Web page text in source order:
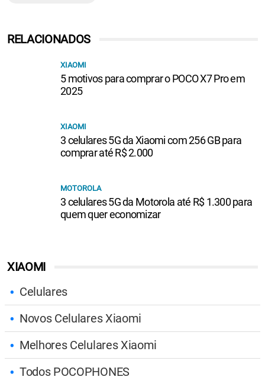
XIAOMI
Celulares
Novos Celulares Xiaomi
Melhores Celulares Xiaomi
Todos POCOPHONES
RELACIONADOS
XIAOMI
5 motivos para comprar o POCO X7 Pro em
2025
XIAOMI
3 celulares 5G da Xiaomi com 256 GB para
comprar até R$ 2.000
MOTOROLA
3 celulares 5G da Motorola até R$ 1.300 para
quem quer economizar